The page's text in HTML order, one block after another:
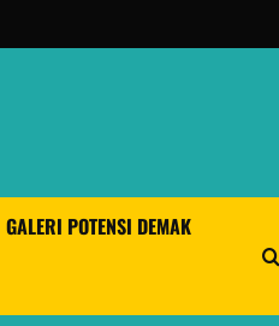
GALERI POTENSI DEMAK